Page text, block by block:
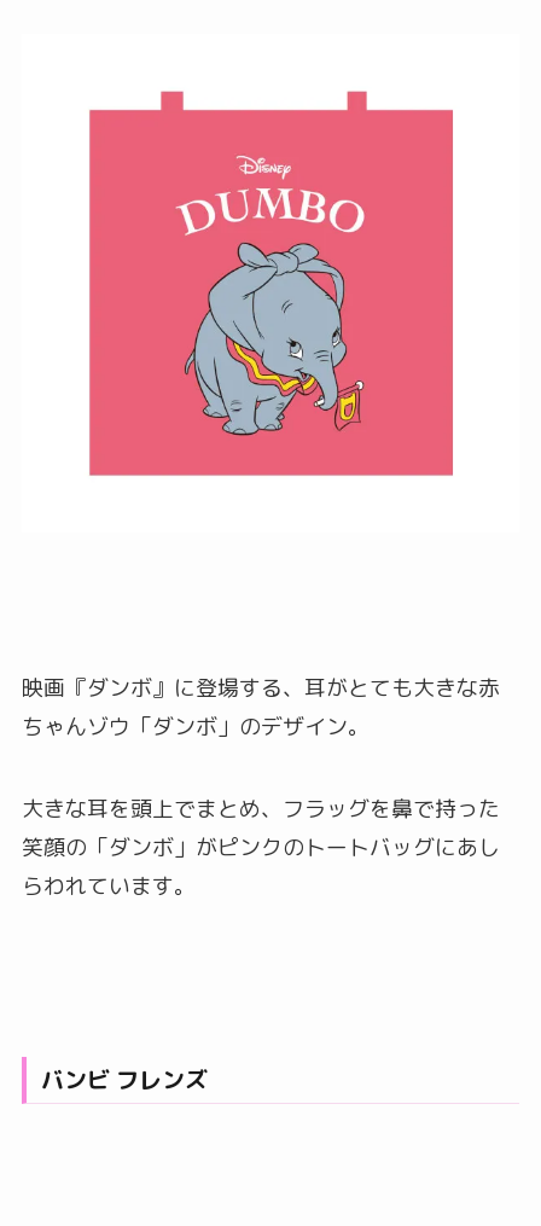
映画『ダンボ』に登場する、耳がとても大きな赤
ちゃんゾウ「ダンボ」のデザイン。
大きな耳を頭上でまとめ、フラッグを鼻で持った
笑顔の「ダンボ」がピンクのトートバッグにあし
らわれています。
バンビ フレンズ